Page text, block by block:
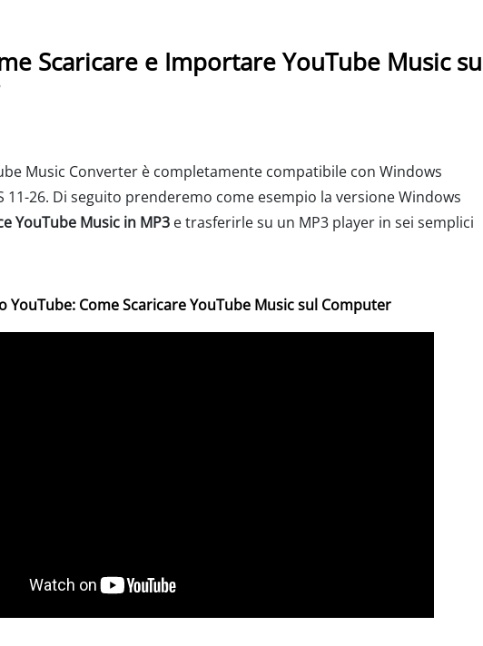
Scaricare e Importare YouTube Music su
Music Converter è completamente compatibile con Windows
11-26. Di seguito prenderemo come esempio la versione Windows
YouTube Music in MP3 e trasferirle su un MP3 player in sei semplici
YouTube: Come Scaricare YouTube Music sul Computer